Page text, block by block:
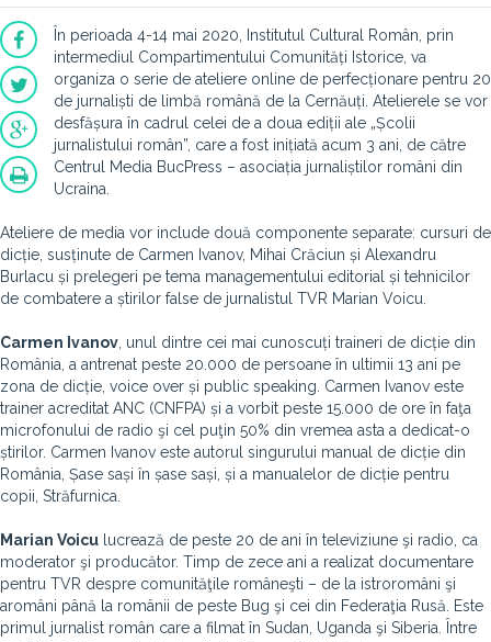
În perioada 4-14 mai 2020, Institutul Cultural Român, prin
intermediul Compartimentului Comunități Istorice, va
organiza o serie de ateliere online de perfecționare pentru 20
de jurnaliști de limbă română de la Cernăuți. Atelierele se vor
desfășura în cadrul celei de a doua ediții ale „Școlii
jurnalistului român”, care a fost inițiată acum 3 ani, de către
Centrul Media BucPress – asociația jurnaliștilor români din
Ucraina.
Ateliere de media vor include două componente separate: cursuri de
dicție, susținute de Carmen Ivanov, Mihai Crăciun și Alexandru
Burlacu și prelegeri pe tema managementului editorial și tehnicilor
de combatere a știrilor false de jurnalistul TVR Marian Voicu.
Carmen Ivanov , unul dintre cei mai cunoscuți traineri de dicție din
România, a antrenat peste 20.000 de persoane în ultimii 13 ani pe
zona de dicție, voice over și public speaking. Carmen Ivanov este
trainer acreditat ANC (CNFPA) și a vorbit peste 15.000 de ore în faţa
microfonului de radio şi cel puţin 50% din vremea asta a dedicat-o
știrilor. Carmen Ivanov este autorul singurului manual de dicție din
România, Șase sași în șase sași, și a manualelor de dicție pentru
copii, Străfurnica.
Marian Voicu lucrează de peste 20 de ani în televiziune şi radio, ca
moderator şi producător. Timp de zece ani a realizat documentare
pentru TVR despre comunităţile româneşti – de la istroromâni şi
aromâni până la românii de peste Bug şi cei din Federaţia Rusă. Este
primul jurnalist român care a filmat în Sudan, Uganda şi Siberia. Între